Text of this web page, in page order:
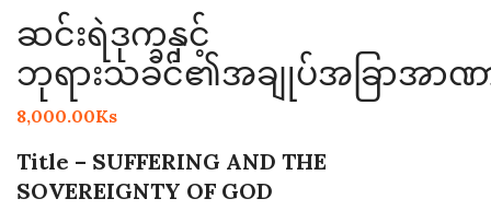
ဆင်းရဲဒုက္ခနှင့်
ဘုရားသခင်၏အချုပ်အခြာအာဏ
8,000.00Ks
Title – SUFFERING AND THE
SOVEREIGNTY OF GOD